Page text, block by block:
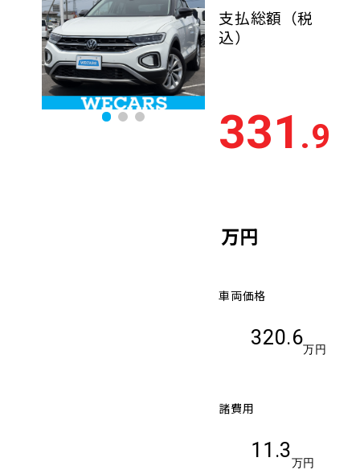
企業情報 採用情報
0120-733-500
年式 新しい順
走行距
離
少ない順
排気量 大きい順
支払総額 （税
込）
331 .9
万円
車両価格
320.6
万円
諸費用
11.3
万円